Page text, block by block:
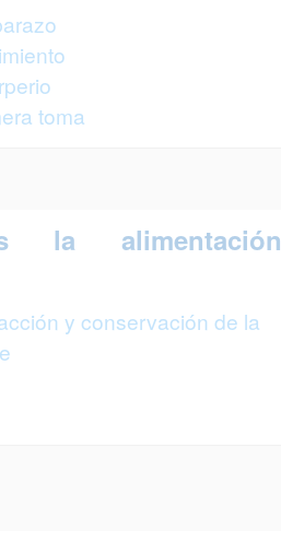
toma
la alimentación
y conservación de la